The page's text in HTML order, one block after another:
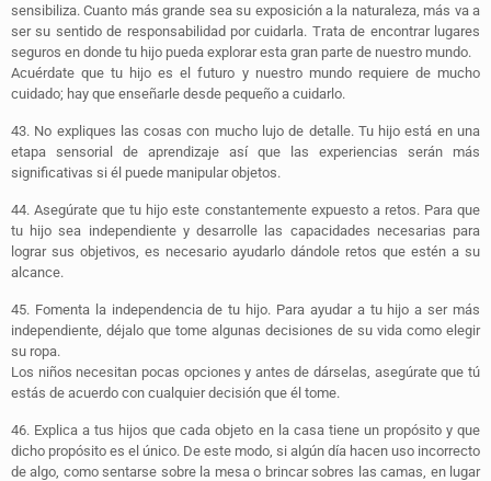
sensibiliza. Cuanto más grande sea su exposición a la naturaleza, más va a
ser su sentido de responsabilidad por cuidarla. Trata de encontrar lugares
seguros en donde tu hijo pueda explorar esta gran parte de nuestro mundo.
Acuérdate que tu hijo es el futuro y nuestro mundo requiere de mucho
cuidado; hay que enseñarle desde pequeño a cuidarlo.
43. No expliques las cosas con mucho lujo de detalle. Tu hijo está en una
etapa sensorial de aprendizaje así que las experiencias serán más
significativas si él puede manipular objetos.
44.Asegúrate que tu hijo este constantemente expuesto a retos. Para que
tu hijo sea independiente y desarrolle las capacidades necesarias para
lograr sus objetivos, es necesario ayudarlo dándole retos que estén a su
alcance.
45. Fomenta la independencia de tu hijo. Para ayudar a tu hijo a ser más
independiente, déjalo que tome algunas decisiones de su vida como elegir
su ropa.
Los niños necesitan pocas opciones y antes de dárselas, asegúrate que tú
estás de acuerdo con cualquier decisión que él tome.
46. Explica a tus hijos que cada objeto en la casa tiene un propósito y que
dicho propósito es el único. De este modo, si algún día hacen uso incorrecto
de algo, como sentarse sobre la mesa o brincar sobres las camas, en lugar